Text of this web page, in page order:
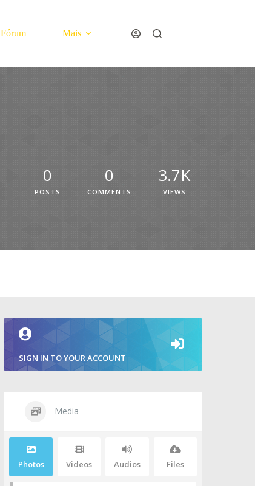
Fórum Mais
0
POSTS
0
COMMENTS
3.7K
VIEWS
SIGN IN TO YOUR ACCOUNT
Media
Photos Videos Audios Files